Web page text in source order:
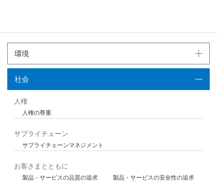
環境
社会
人権
人権の尊重
サプライチェーン
サプライチェーンマネジメント
お客さまとともに
製品・サービスの品質の追求
製品・サービスの安全性の追求